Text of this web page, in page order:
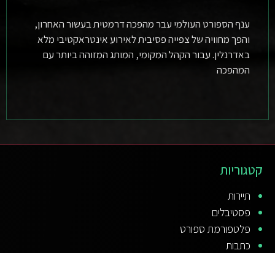
ענף הספורט העולמי עבר מהפכה דרמטית בעשור האחרון,
והפך מחוויה של צפייה פסיבית לאירוע אינטראקטיבי מלא
באדרנלין. עבור הקהל המקומי, המותג המזוהה ביותר עם
המהפכה
קטגוריות
תיירות
פסטיבלים
פלטפורמת ספורט
כתבות